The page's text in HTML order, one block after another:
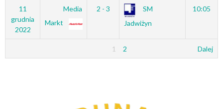
11
grudnia
2022
Media
Markt
2 - 3
SM
Jadwiżyn
10:05
1 2 Dalej